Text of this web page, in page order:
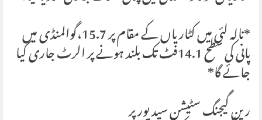
*نالہ لئی میں کٹاریاں کے مقام پر 15.7،گوالمنڈی میں
پانی کی سطح 14.1فٹ تک بلند ہونے پر الرٹ جاری کیا
جائے گا*